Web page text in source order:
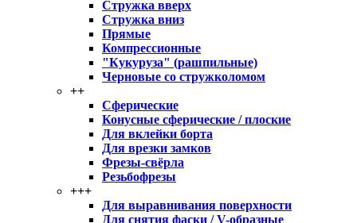
Стружка вверх
Стружка вниз
Прямые
Компрессионные
"Кукуруза" (рашпильные)
Черновые со стружколомом
++
Сферические
Конусные сферические / плоские
Для вклейки борта
Для врезки замков
Фрезы-свёрла
Резьбофрезы
+++
Для выравнивания поверхности
Для снятия фаски / V-образные